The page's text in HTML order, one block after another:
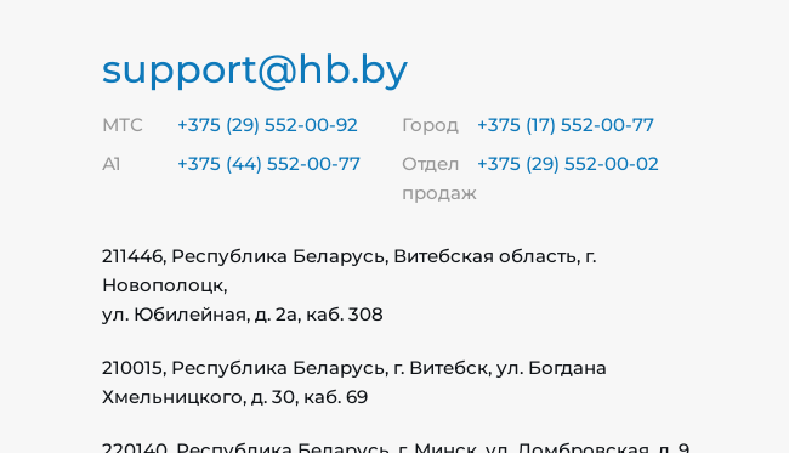
support@hb.by
МТС
+375 (29) 552-00-92
А1
+375 (44) 552-00-77
Город
+375 (17) 552-00-77
Отдел
продаж
+375 (29) 552-00-02
211446, Республика Беларусь, Витебская область, г.
Новополоцк,
ул. Юбилейная, д. 2а, каб. 308
210015, Республика Беларусь, г. Витебск, ул. Богдана
Хмельницкого, д. 30, каб. 69